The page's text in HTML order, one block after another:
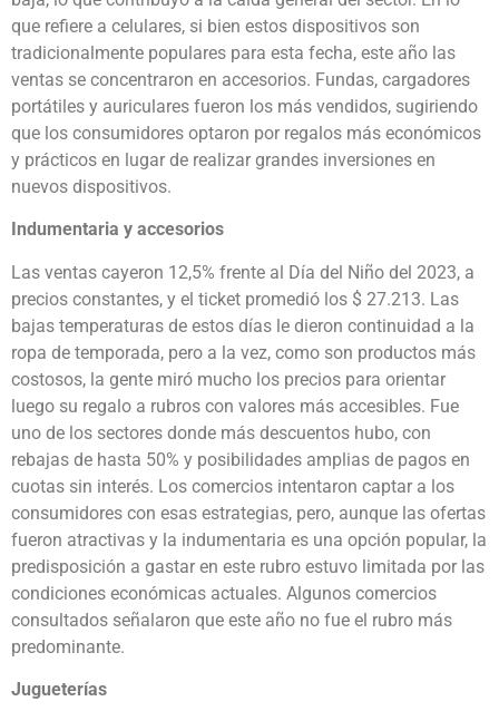
que refiere a celulares, si bien estos dispositivos son
tradicionalmente populares para esta fecha, este año las
ventas se concentraron en accesorios. Fundas, cargadores
portátiles y auriculares fueron los más vendidos, sugiriendo
que los consumidores optaron por regalos más económicos
y prácticos en lugar de realizar grandes inversiones en
nuevos dispositivos.
Indumentaria y accesorios
Las ventas cayeron 12,5% frente al Día del Niño del 2023, a
precios constantes, y el ticket promedió los $ 27.213. Las
bajas temperaturas de estos días le dieron continuidad a la
ropa de temporada, pero a la vez, como son productos más
costosos, la gente miró mucho los precios para orientar
luego su regalo a rubros con valores más accesibles. Fue
uno de los sectores donde más descuentos hubo, con
rebajas de hasta 50% y posibilidades amplias de pagos en
cuotas sin interés. Los comercios intentaron captar a los
consumidores con esas estrategias, pero, aunque las ofertas
fueron atractivas y la indumentaria es una opción popular, la
predisposición a gastar en este rubro estuvo limitada por las
condiciones económicas actuales. Algunos comercios
consultados señalaron que este año no fue el rubro más
predominante.
Jugueterías